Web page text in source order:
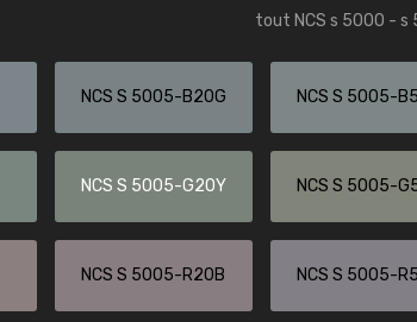
tout NCS s 5000 - s
NCS S 5005-B20G NCS S 5005-
NCS S 5005-G20Y NCS S 5005-
NCS S 5005-R20B NCS S 5005-